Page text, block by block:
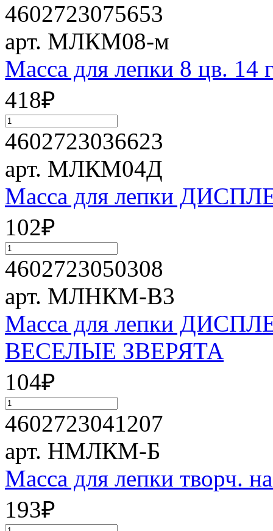
4602723075653
арт. МЛКМ08-м
Масса для лепки 8 цв. 14
418₽
4602723036623
арт. МЛКМ04Д
Масса для лепки
102₽
4602723050308
арт. МЛНКМ-В3
Масса для лепки
ВЕСЕЛЫЕ ЗВЕРЯТА
104₽
4602723041207
арт. НМЛКМ-Б
Масса для лепки творч.
193₽